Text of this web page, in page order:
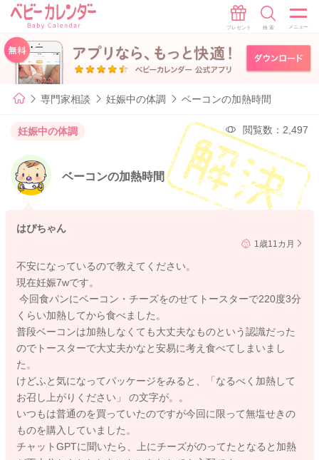
専門家相談 妊娠中の体調 ベーコンの加熱時間
妊娠中の体調 閲覧数：2,497
ベーコンの加熱時間
はぴちゃん
1歳11カ月
不安になっているので教えてください。
現在妊娠7wです。
今回食パンにベーコン・チーズをのせてトースターで220度3分
くらい加熱してから食べました。
普段ベーコンは加熱しなくても大丈夫なものという認識だった
のでトースターで大丈夫かなと安易に考え食べてしまいまし
た。
けどふと気になってパッケージをみると、「なるべく加熱して
お召し上がりください」 の文字が。。
いつもは普通のを買っていたのですが今回に限って無塩せきの
ものを購入していました。
チャットGPTに聞いたら、上にチーズがのってたとなると加熱